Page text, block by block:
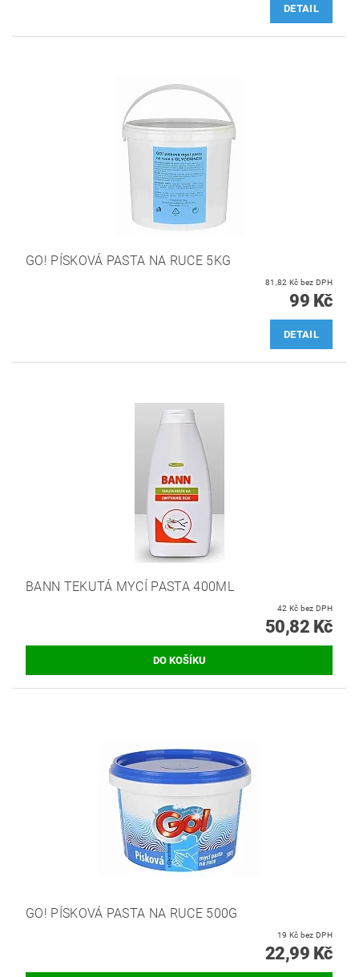
DETAIL
GO! PÍSKOVÁ PASTA NA RUCE 5KG
81,82 Kč bez DPH
99 Kč
DETAIL
BANN TEKUTÁ MYCÍ PASTA 400ML
42 Kč bez DPH
50,82 Kč
GO! PÍSKOVÁ PASTA NA RUCE 500G
19 Kč bez DPH
22,99 Kč